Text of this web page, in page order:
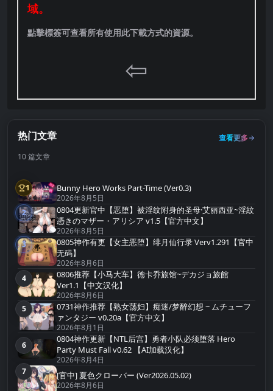
域。
點擊標簽可查看所有使用此下載方式的資源。
⇦
热门文章
查看更多
10 篇文章
第1名
1 Bunny Hero Works Part-Time (Ver0.3)
2026年8月5日
第2名
2
0804更新官中【恶堕】被淫纹附身的圣母·艾丽西亚~淫紋
憑きのマザー・アリシア v1.5【官方中文】
2026年8月5日
第3名
3
0805神作有更【女主恶堕】绯月仙行录 Verv1.291【官中
无码】
2026年8月6日
第4名
4
0806推荐【小马大车】德卡乔旅馆~デカジョ旅館
Ver1.1【中文汉化】
2026年8月6日
第5名
5
0731神作推荐【熟女荡妇】痴迷/梦醉幻想 ~ ムチューフ
ァンタジー v0.20a【官方中文】
2026年8月1日
第6名
6
0804神作更新【NTL后宫】勇者小队必须堕落 Hero
Party Must Fall v0.62 【AI加载汉化】
2026年8月4日
第7名
7 [官中] 夏色クローバー (Ver2026.05.02)
2026年8月6日